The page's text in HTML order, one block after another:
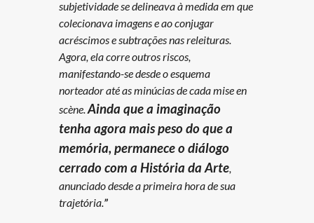
subjetividade se delineava à medida em que
colecionava imagens e ao conjugar
acréscimos e subtrações nas releituras.
Agora, ela corre outros riscos,
manifestando-se desde o esquema
norteador até as minúcias de cadamise en
scène.Ainda que a imaginação
tenha agora mais peso do que a
memória, permanece o diálogo
cerrado com a História da Arte,
anunciado desde a primeira hora de sua
trajetória.”